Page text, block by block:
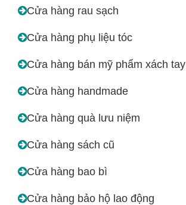
Cửa hàng rau sạch
Cửa hàng phụ liệu tóc
Cửa hàng bán mỹ phẩm xách tay
Cửa hàng handmade
Cửa hàng quà lưu niệm
Cửa hàng sách cũ
Cửa hàng bao bì
Cửa hàng bảo hộ lao động